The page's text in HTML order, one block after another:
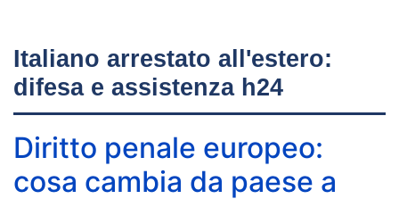
Italiano arrestato all'estero:
difesa e assistenza h24
Diritto penale europeo:
cosa cambia da paese a